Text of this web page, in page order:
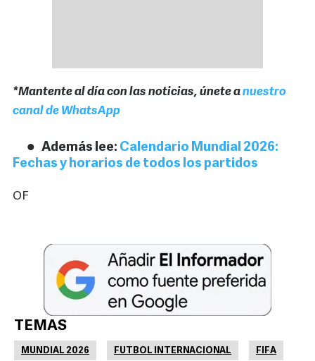
*Mantente al día con las noticias, únete anuestro
canal de WhatsApp
Además lee: Calendario Mundial 2026:
Fechas y horarios de todos los partidos
OF
TEMAS
MUNDIAL 2026 FUTBOL INTERNACIONAL FIFA